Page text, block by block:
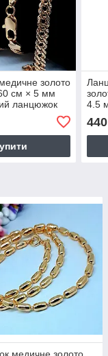
золото
см × 5 мм
ланцюжок
4.5
440
медичне золото